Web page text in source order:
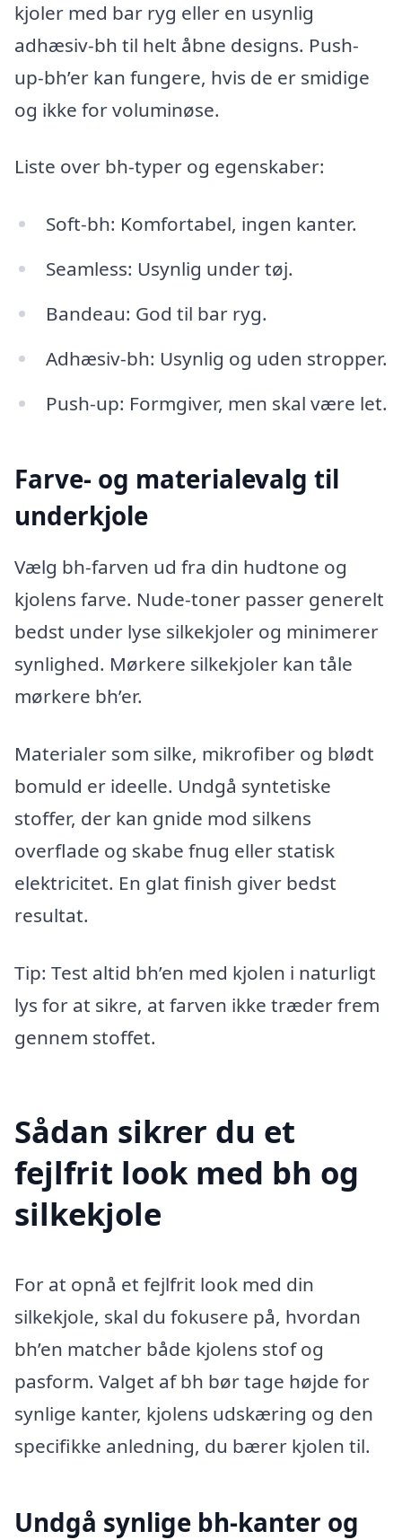
kjoler med bar ryg eller en usynlig
adhæsiv-bh til helt åbne designs. Push-
up-bh’er kan fungere, hvis de er smidige
og ikke for voluminøse.
Liste over bh-typer og egenskaber:
Soft-bh: Komfortabel, ingen kanter.
Seamless: Usynlig under tøj.
Bandeau: God til bar ryg.
Adhæsiv-bh: Usynlig og uden stropper.
Push-up: Formgiver, men skal være let.
Farve- og materialevalg til
underkjole
Vælg bh-farven ud fra din hudtone og
kjolens farve. Nude-toner passer generelt
bedst under lyse silkekjoler og minimerer
synlighed. Mørkere silkekjoler kan tåle
mørkere bh’er.
Materialer som silke, mikrofiber og blødt
bomuld er ideelle. Undgå syntetiske
stoffer, der kan gnide mod silkens
overflade og skabe fnug eller statisk
elektricitet. En glat finish giver bedst
resultat.
Tip: Test altid bh’en med kjolen i naturligt
lys for at sikre, at farven ikke træder frem
gennem stoffet.
Sådan sikrer du et
fejlfrit look med bh og
silkekjole
For at opnå et fejlfrit look med din
silkekjole, skal du fokusere på, hvordan
bh’en matcher både kjolens stof og
pasform. Valget af bh bør tage højde for
synlige kanter, kjolens udskæring og den
specifikke anledning, du bærer kjolen til.
Undgå synlige bh-kanter og